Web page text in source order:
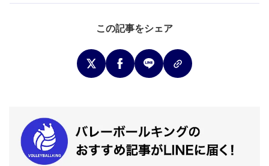
この記事をシェア